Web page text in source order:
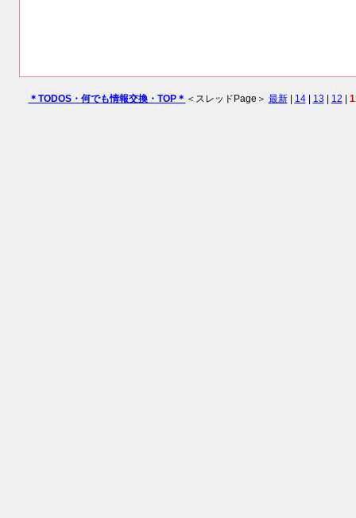
＊TODOS・何でも情報交換・TOP＊ ＜スレッドPage＞ 最新| 14| 13 12